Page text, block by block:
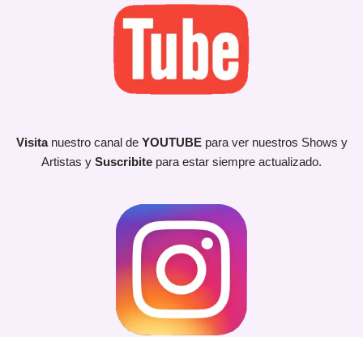
Visita nuestro canal de YOUTUBEpara ver nuestros Shows y
Artistas y Suscribite para estar siempre actualizado.